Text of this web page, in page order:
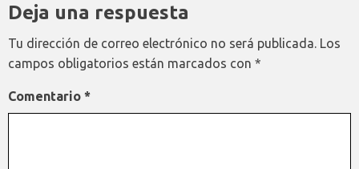
Deja una respuesta
Tu dirección de correo electrónico no será publicada. Los
campos obligatorios están marcados con *
Comentario *